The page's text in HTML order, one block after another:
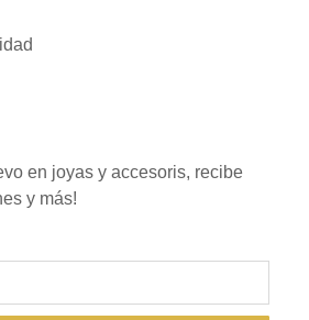
en joyas y accesoris, recibe
y más!